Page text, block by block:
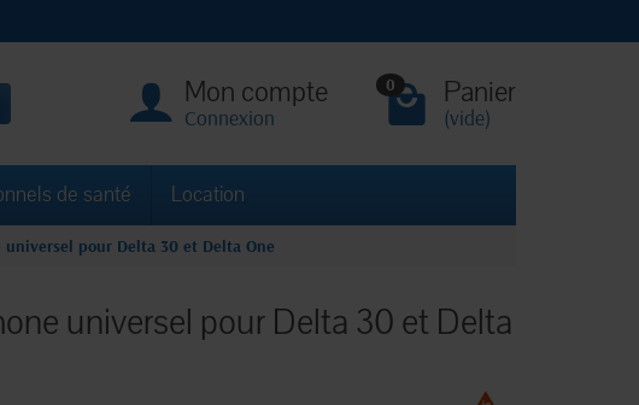
Mon compte
Connexion
0 Panier
(vide)
de santé Location
pour Delta 30 et Delta One
universel pour Delta 30 et Delta